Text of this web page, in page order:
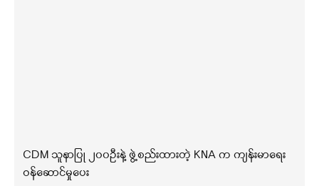
CDM သူနာပြု ၂၀၀ဦးနဲ့ ဖွဲ့စည်းထားတဲ့ KNA က ကျန်းမာရေး
ဝန်ဆောင်မှုပေး